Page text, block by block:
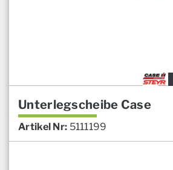
Unterlegscheibe Case
Artikel Nr: 5111199